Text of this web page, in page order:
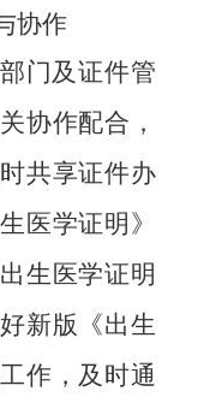
协作
门及证件管
协作配合，
共享证件办
医学证明》
生医学证明
新版《出生
作，及时通